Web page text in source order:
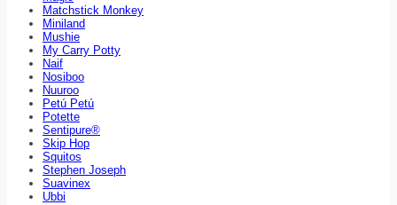
Matchstick Monkey
Miniland
Mushie
My Carry Potty
Naif
Nosiboo
Nuuroo
Petú Petú
Potette
Sentipure®
Skip Hop
Squitos
Stephen Joseph
Suavinex
Ubbi